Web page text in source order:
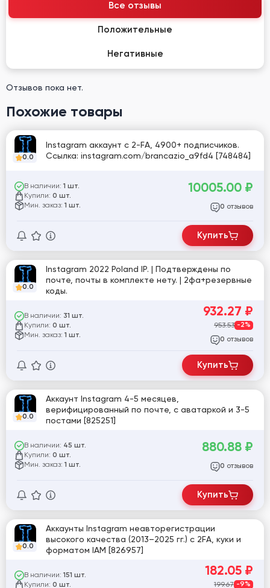
Все отзывы
Положительные
Негативные
Отзывов пока нет.
Похожие товары
0.0
Instagram аккаунт с 2-FA, 4900+ подписчиков.
Ссылка: instagram.com/brancazio_a9fd4 [748484]
В наличии: 1 шт.
Купили: 0 шт.
Мин. заказ: 1 шт.
10005.00 ₽
0 отзывов
Купить
0.0
Instagram 2022 Poland IP. | Подтверждены по
почте, почты в комплекте нету. | 2фа+резервные
коды.
В наличии: 31 шт.
Купили: 0 шт.
Мин. заказ: 1 шт.
932.27 ₽
953.53 -2%
0 отзывов
Купить
0.0
Аккаунт Instagram 4-5 месяцев,
верифицированный по почте, с аватаркой и 3-5
постами [825251]
В наличии: 45 шт.
Купили: 0 шт.
Мин. заказ: 1 шт.
880.88 ₽
0 отзывов
Купить
0.0
Аккаунты Instagram неавторегистрации
высокого качества (2013–2025 гг.) с 2FA, куки и
форматом IAM [826957]
В наличии: 151 шт.
Купили: 0 шт.
182.05 ₽
199.67 -9%